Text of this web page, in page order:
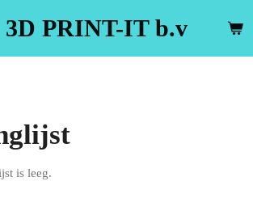
3D PRINT-IT b.v
is leeg.